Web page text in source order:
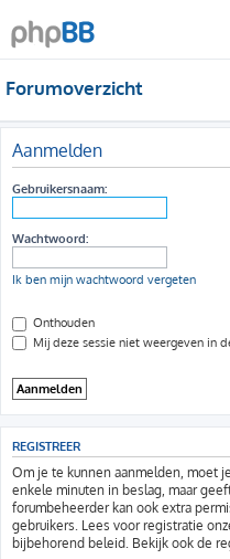
Forumoverzicht
Aanmelden
Gebruikersnaam:
Wachtwoord:
Ik ben mijn wachtwoord vergeten
Onthouden
Mij deze sessie niet weergeven in
REGISTREER
Om je te kunnen aanmelden, moet
enkele minuten in beslag, maar
forumbeheerder kan ook extra
gebruikers. Lees voor registratie
bijbehorend beleid. Bekijk ook de